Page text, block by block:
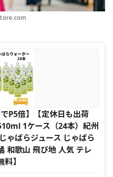
P5倍】【定休日も出荷
1ケース（24本）紀州
ゃばらジュース じゃばら
和歌山 飛び地 人気 テレ
】